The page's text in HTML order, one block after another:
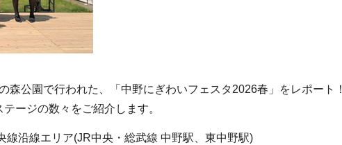
森公園で行われた、「中野にぎわいフェスタ2026春」をレポート！
ージの数々をご紹介します。
線沿線エリア(JR中央・総武線 中野駅、東中野駅)